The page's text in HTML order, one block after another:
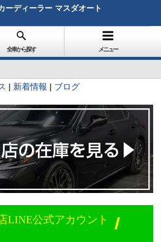
ーディーラー マスダオート
全車から探す メニュー
| 新着情報 | ブログ
LINE公式アカウント